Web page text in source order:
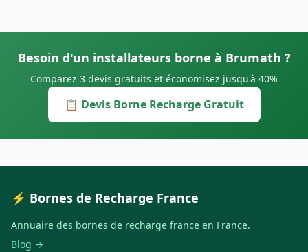
Besoin d'un installateurs borne à Brumath ?
Comparez 3 devis gratuits et économisez jusqu'à 40%
📋 Devis Borne Recharge Gratuit
⚡ Bornes de Recharge France
Annuaire des bornes de recharge france en France.
Blog →